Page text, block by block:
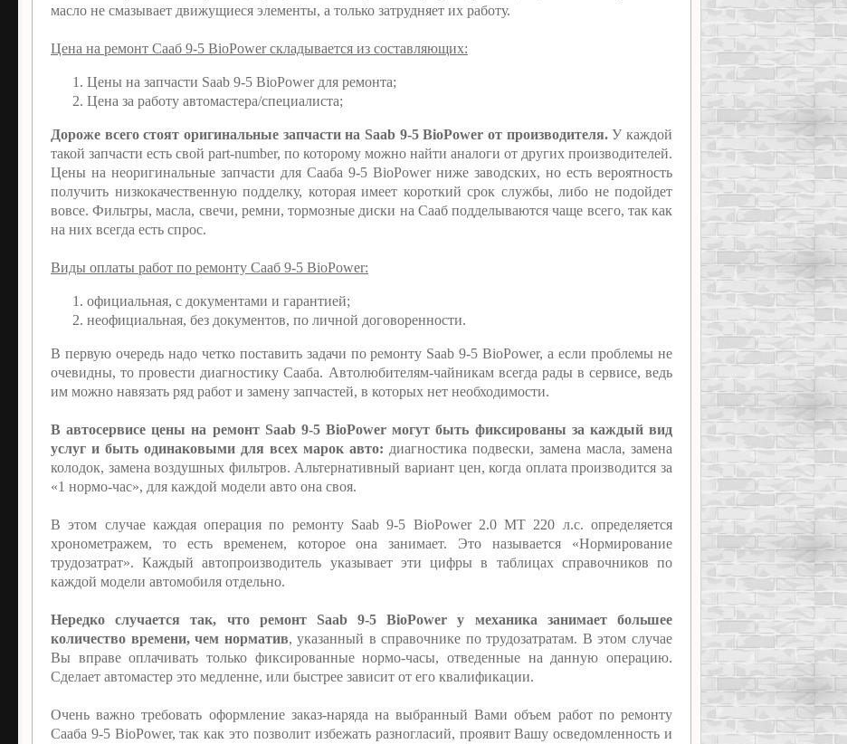
масло не смазывает движущиеся элементы, а только затрудняет их работу.
Цена на ремонт Сааб 9-5 BioPower складывается из составляющих:
Цены на запчасти Saab 9-5 BioPower для ремонта;
Цена за работу автомастера/специалиста;
Дороже всего стоят оригинальные запчасти на Saab 9-5 BioPower от производителя.У каждой
такой запчасти есть свой part-number, по которому можно найти аналоги от других производителей.
Цены на неоригинальные запчасти для Сааба 9-5 BioPower ниже заводских, но есть вероятность
получить низкокачественную подделку, которая имеет короткий срок службы, либо не подойдет
вовсе. Фильтры, масла, свечи, ремни, тормозные диски на Сааб подделываются чаще всего, так как
на них всегда есть спрос.
Виды оплаты работ по ремонту Сааб 9-5 BioPower:
официальная, с документами и гарантией;
неофициальная, без документов, по личной договоренности.
В первую очередь надо четко поставить задачи по ремонту Saab 9-5 BioPower, а если проблемы не
очевидны, то провести диагностику Сааба. Автолюбителям-чайникам всегда рады в сервисе, ведь
им можно навязать ряд работ и замену запчастей, в которых нет необходимости.
В автосервисе цены на ремонт Saab 9-5 BioPower могут быть фиксированы за каждый вид
услуг и быть одинаковыми для всех марок авто: диагностика подвески, замена масла, замена
колодок, замена воздушных фильтров. Альтернативный вариант цен, когда оплата производится за
«1 нормо-час», для каждой модели авто она своя.
В этом случае каждая операция по ремонту Saab 9-5 BioPower 2.0 MT 220 л.с. определяется
хронометражем, то есть временем, которое она занимает. Это называется «Нормирование
трудозатрат». Каждый автопроизводитель указывает эти цифры в таблицах справочников по
каждой модели автомобиля отдельно.
Нередко случается так, что ремонт Saab 9-5 BioPower у механика занимает большее
количество времени, чем норматив, указанный в справочнике по трудозатратам. В этом случае
Вы вправе оплачивать только фиксированные нормо-часы, отведенные на данную операцию.
Сделает автомастер это медленне, или быстрее зависит от его квалификации.
Очень важно требовать оформление заказ-наряда на выбранный Вами объем работ по ремонту
Сааба 9-5 BioPower, так как это позволит избежать разногласий, проявит Вашу осведомленность и